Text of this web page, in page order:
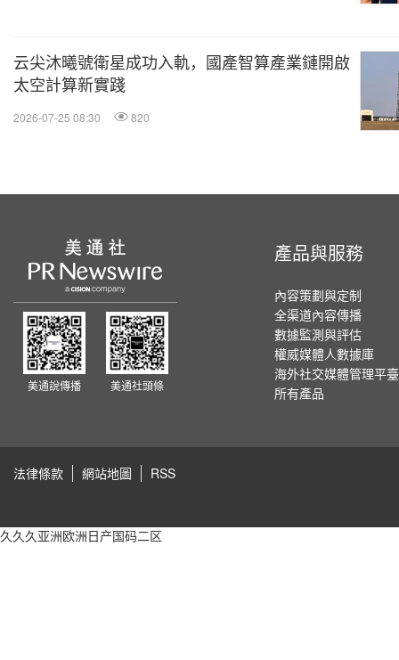
云尖沐曦號衛星成功入軌，國產智算產業鏈開啟
太空計算新實踐
2026-07-25 08:30 820
美通說傳播 美通社頭條
產品與服務
內容策劃與定制
全渠道內容傳播
數據監測與評估
權威媒體人數據庫
海外社交媒體管理平臺
所有產品
法律條款 網站地圖 RSS
久久久亚洲欧洲日产国码二区